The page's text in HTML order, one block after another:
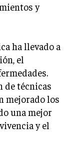
y
ha llevado a
el
de técnicas
mejorado los
una mejor
y el